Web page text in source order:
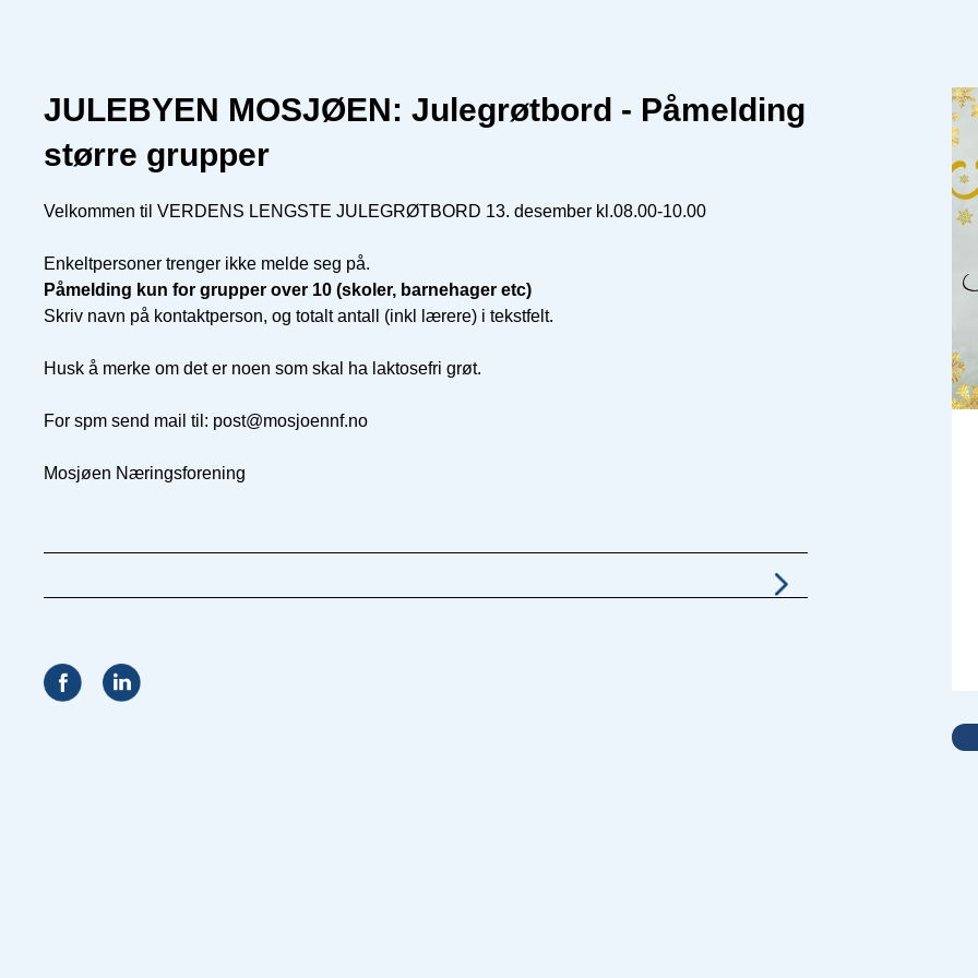
JULEBYEN MOSJØEN: Julegrøtbord - Påmelding
større grupper
Velkommen til VERDENS LENGSTE JULEGRØTBORD 13. desember kl.08.00-10.00
Enkeltpersoner trenger ikke melde seg på.
Påmelding kun for grupper over 10 (skoler, barnehager etc)
Skriv navn på kontaktperson, og totalt antall (inkl lærere) i tekstfelt.
Husk å merke om det er noen som skal ha laktosefri grøt.
For spm send mail til: post@mosjoennf.no
Mosjøen Næringsforening